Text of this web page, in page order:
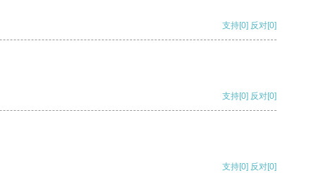
支持[0] 反对[0]
支持[0] 反对[0]
支持[0] 反对[0]